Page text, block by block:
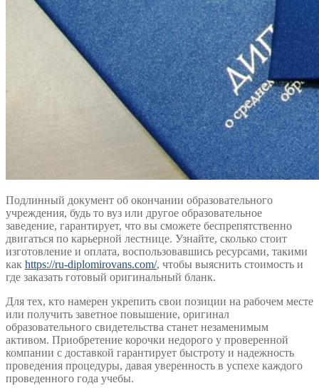
Подлинный документ об окончании образовательного
учреждения, будь то вуз или другое образовательное
заведение, гарантирует, что вы сможете беспрепятственно
двигаться по карьерной лестнице. Узнайте, сколько стоит
изготовление и оплата, воспользовавшись ресурсами, такими
как https://ru-diplomirovans.com/, чтобы выяснить стоимость и
где заказать готовый оригинальный бланк.
Для тех, кто намерен укрепить свои позиции на рабочем месте
или получить заветное повышение, оригинал
образовательного свидетельства станет незаменимым
активом. Приобретение корочки недорого у проверенной
компании с доставкой гарантирует быстроту и надежность
проведения процедуры, давая уверенность в успехе каждого
проведенного года учебы.